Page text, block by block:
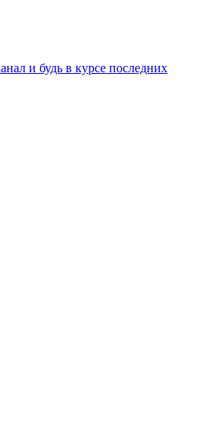
и будь в курсе последних